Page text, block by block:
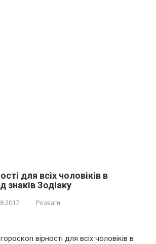
для всіх чоловіків в
знаків Зодіаку
Розваги
вірності для всіх чоловіків в